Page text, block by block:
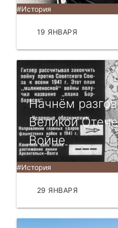
#История
19 ЯНВАРЯ
Начнём
Великой
Войне
#История
29 ЯНВАРЯ